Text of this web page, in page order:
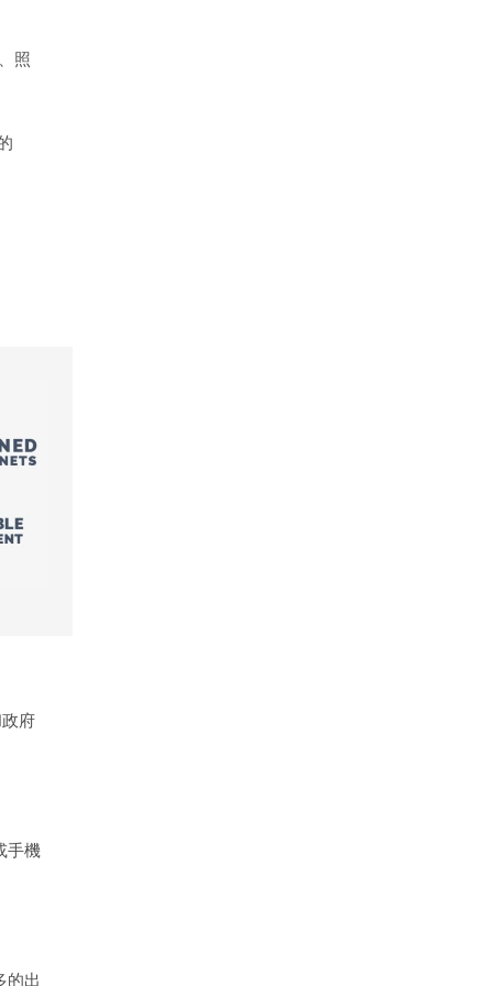
照
府
手機
的出